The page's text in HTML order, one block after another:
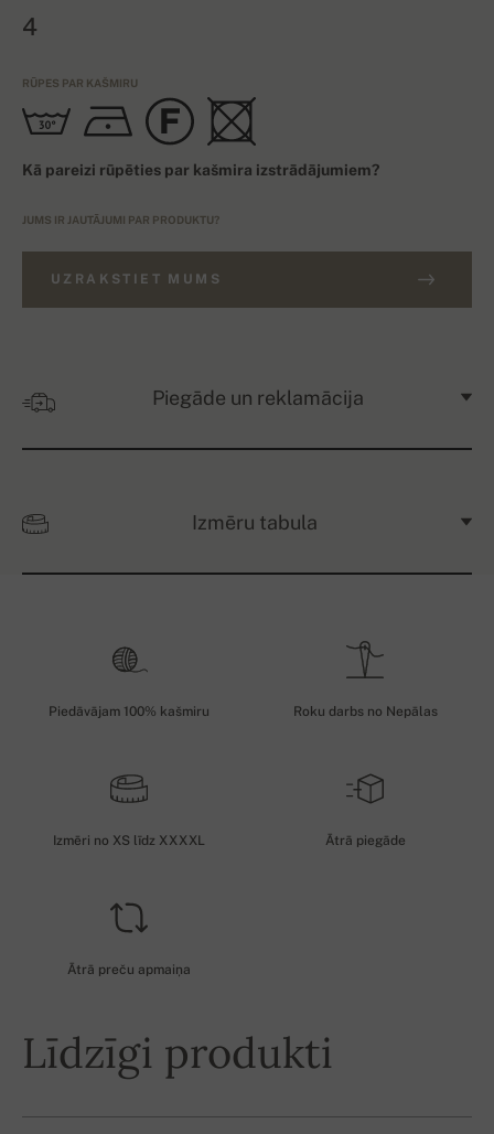
4
RŪPES PAR KAŠMIRU
Kā pareizi rūpēties par kašmira izstrādājumiem?
JUMS IR JAUTĀJUMI PAR PRODUKTU?
UZRAKSTIET MUMS
Piegāde un reklamācija
Izmēru tabula
Piedāvājam 100% kašmiru Roku darbs no Nepālas
Izmēri no XS līdz XXXXL Ātrā piegāde
Ātrā preču apmaiņa
Līdzīgi produkti